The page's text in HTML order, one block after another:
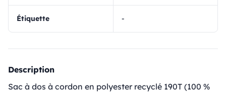
Étiquette -
Description
Sac à dos à cordon en polyester recyclé 190T (100 %